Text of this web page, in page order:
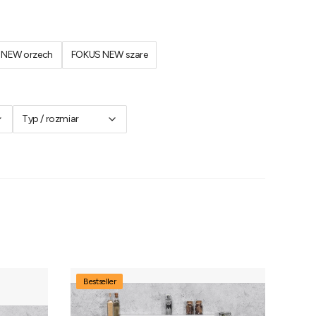
orzech FOKUS NEW szare
Typ / rozmiar
Bestseller